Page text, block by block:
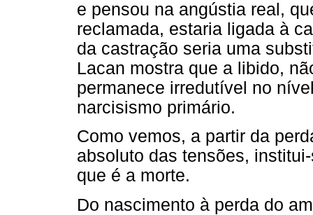
e pensou na angústia real,
reclamada, estaria ligada à
da castração seria uma
Lacan mostra que a libido,
permanece irredutível no
narcisismo primário.
Como vemos, a partir da
absoluto das tensões,
que é a morte.
Do nascimento à perda do